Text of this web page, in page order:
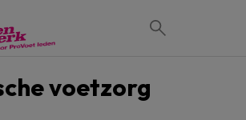
voetzorg